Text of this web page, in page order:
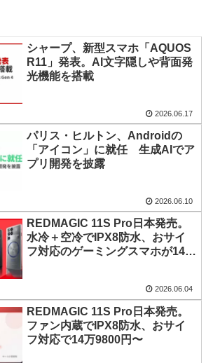
シャープ、新型スマホ「AQUOS
R11」発表。AI文字隠しや背面発
光機能を搭載
2026.06.17
パリス・ヒルトン、Androidの
「アイコン」に就任 生成AIでア
プリ開発を披露
2026.06.10
REDMAGIC 11S Pro日本発売。
水冷＋空冷でIPX8防水、おサイ
フ対応のゲーミングスマホが14万
2026.06.04
REDMAGIC 11S Pro日本発売。
ファン内蔵でIPX8防水、おサイ
フ対応で14万9800円〜